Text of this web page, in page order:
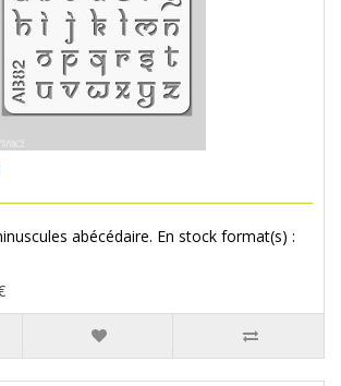
abécédaire. En stock format(s) :